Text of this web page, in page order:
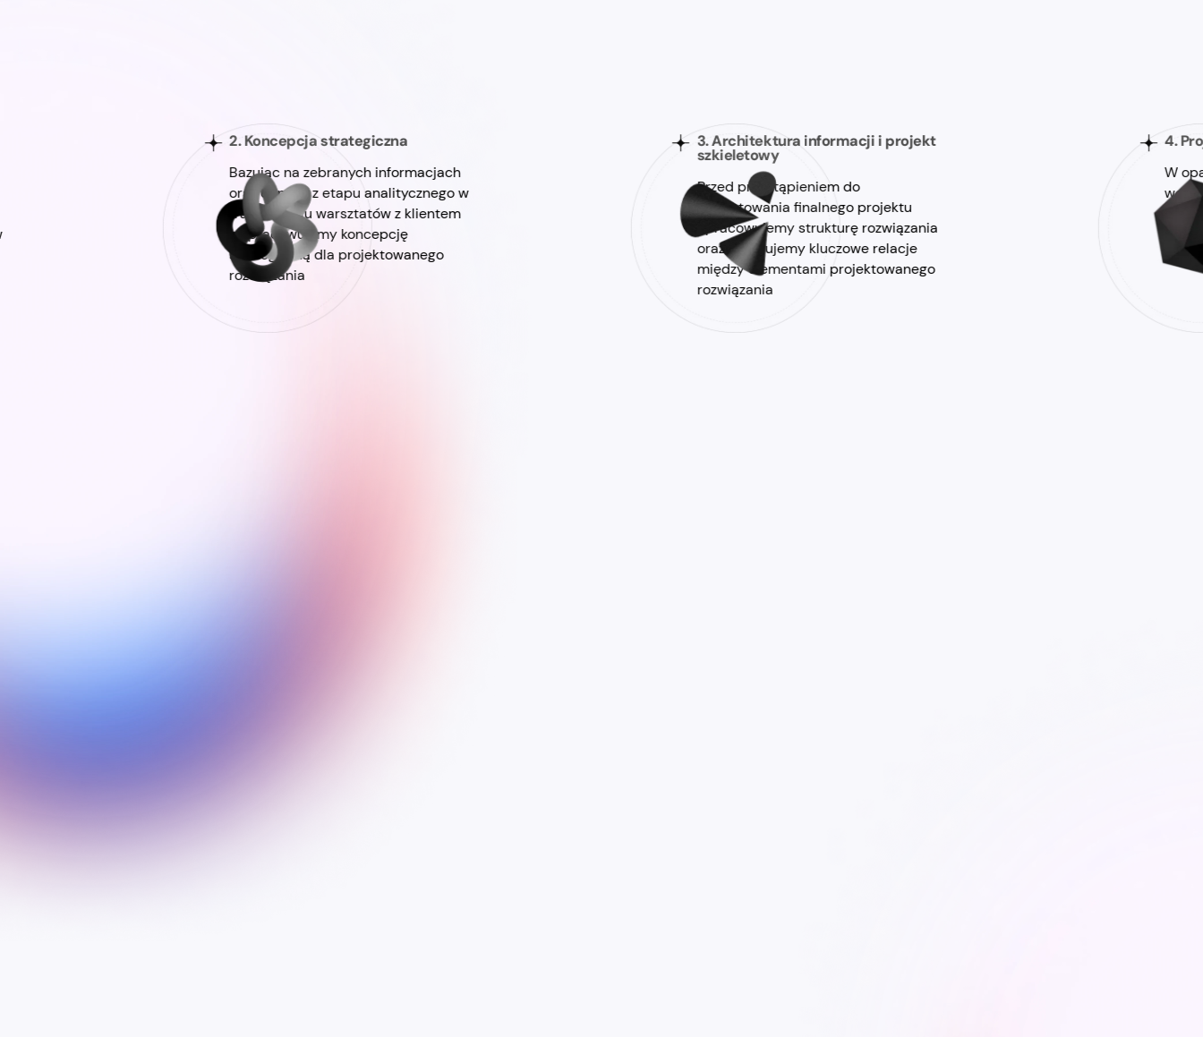
2. Koncepcja strategiczna
Bazując na zebranych informacjach
oraz danych z etapu analitycznego w
trakcie cyklu warsztatów z klientem
wypracowujemy koncepcję
strategiczną dla projektowanego
rozwiązania
3. Architektura informacji i projekt
szkieletowy
Przed przystąpieniem do
projektowania finalnego projektu
opracowujemy strukturę rozwiązania
oraz definiujemy kluczowe relacje
między elementami projektowanego
rozwiązania
4.
W